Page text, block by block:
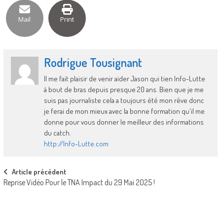
Mail Print
Rodrigue Tousignant
Il me fait plaisir de venir aider Jason qui tien Info-Lutte
à bout de bras depuis presque 20 ans. Bien que je me
suis pas journaliste cela a toujours été mon rêve donc
je ferai de mon mieux avec la bonne formation qu'il me
donne pour vous donner le meilleur des informations
du catch.
http://Info-Lutte.com
Post
navigation
Article précédent
Reprise Vidéo Pour le TNA Impact du 29 Mai 2025 !